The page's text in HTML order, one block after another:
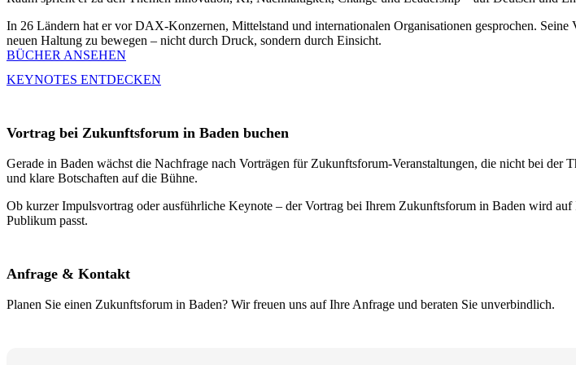
In 26 Ländern hat er vor DAX-Konzernen, Mittelstand und internationalen Organisationen gesprochen.
neuen Haltung zu bewegen – nicht durch Druck, sondern durch Einsicht.
BÜCHER ANSEHEN
KEYNOTES ENTDECKEN
Vortrag bei Zukunftsforum in Baden buchen
Gerade in Baden wächst die Nachfrage nach Vorträgen für Zukunftsforum-Veranstaltungen, die nicht bei der
und klare Botschaften auf die Bühne.
Ob kurzer Impulsvortrag oder ausführliche Keynote – der Vortrag bei Ihrem Zukunftsforum in Baden wird
Publikum passt.
Anfrage & Kontakt
Planen Sie einen Zukunftsforum in Baden? Wir freuen uns auf Ihre Anfrage und beraten Sie unverbindlich.